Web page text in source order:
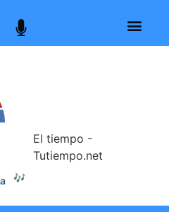
🎶
El tiempo -
Tutiempo.net